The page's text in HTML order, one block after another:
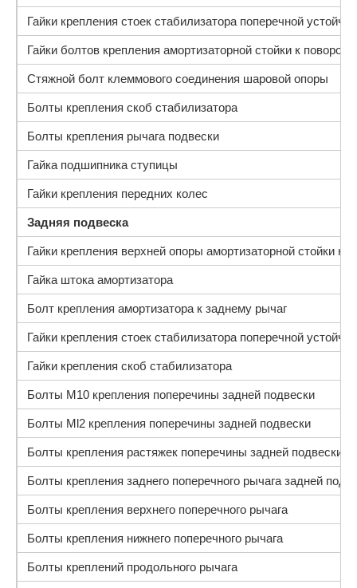
Гайки крепления стоек стабилизатора поперечной
Гайки болтов крепления амортизаторной стойки к
Стяжной болт клеммового соединения шаровой опоры
Болты крепления скоб стабилизатора
Болты крепления рычага подвески
Гайка подшипника ступицы
Гайки крепления передних колес
Задняя подвеска
Гайки крепления верхней опоры амортизаторной стойки к
Гайка штока амортизатора
Болт крепления амортизатора к заднему рычаг
Гайки крепления стоек стабилизатора поперечной
Гайки крепления скоб стабилизатора
Болты М10 крепления поперечины задней подвески
Болты Ml2 крепления поперечины задней подвески
Болты крепления растяжек поперечины задней подвески
Болты крепления заднего поперечного рычага задней
Болты крепления верхнего поперечного рычага
Болты крепления нижнего поперечного рычага
Болты креплений продольного рычага